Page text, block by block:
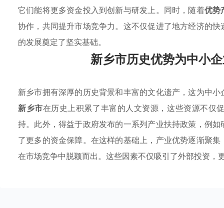
它们能将更多资金投入到创新与研发上。同时，随着优势
协作，共同提升市场竞争力。这不仅促进了地方经济的
的发展奠定了坚实基础。
新乡市历史优势为中小
新乡市拥有深厚的历史背景和丰富的文化遗产，这为中
新乡市在历史上积累了丰富的人文资源，这些资源不仅
持。此外，得益于政府发布的一系列产业扶持政策，例
了更多的资金保障。在这样的基础上，产业优势逐渐聚
在市场竞争中脱颖而出。这些因素不仅吸引了外部投资，